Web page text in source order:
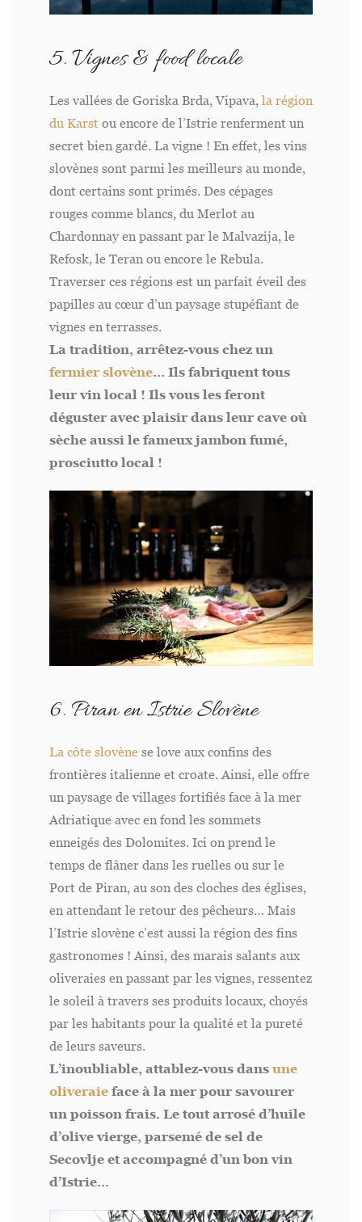
5. Vignes & food locale
Les vallées de Goriska Brda, Vipava, la région
du Karst ou encore de l’Istrie renferment un
secret bien gardé. La vigne ! En effet, les vins
slovènes sont parmi les meilleurs au monde,
dont certains sont primés. Des cépages
rouges comme blancs, du Merlot au
Chardonnay en passant par le Malvazija, le
Refosk, le Teran ou encore le Rebula.
Traverser ces régions est un parfait éveil des
papilles au cœur d’un paysage stupéfiant de
vignes en terrasses.
La tradition, arrêtez-vous chez un
fermier slovène… Ils fabriquent tous
leur vin local ! Ils vous les feront
déguster avec plaisir dans leur cave où
sèche aussi le fameux jambon fumé,
prosciutto local !
6. Piran en Istrie Slovène
La côte slovène se love aux confins des
frontières italienne et croate. Ainsi, elle offre
un paysage de villages fortifiés face à la mer
Adriatique avec en fond les sommets
enneigés des Dolomites. Ici on prend le
temps de flâner dans les ruelles ou sur le
Port de Piran, au son des cloches des églises,
en attendant le retour des pêcheurs… Mais
l’Istrie slovène c’est aussi la région des fins
gastronomes ! Ainsi, des marais salants aux
oliveraies en passant par les vignes, ressentez
le soleil à travers ses produits locaux, choyés
par les habitants pour la qualité et la pureté
de leurs saveurs.
L’inoubliable, attablez-vous dans une
oliveraie face à la mer pour savourer
un poisson frais. Le tout arrosé d’huile
d’olive vierge, parsemé de sel de
Secovlje et accompagné d’un bon vin
d’Istrie…